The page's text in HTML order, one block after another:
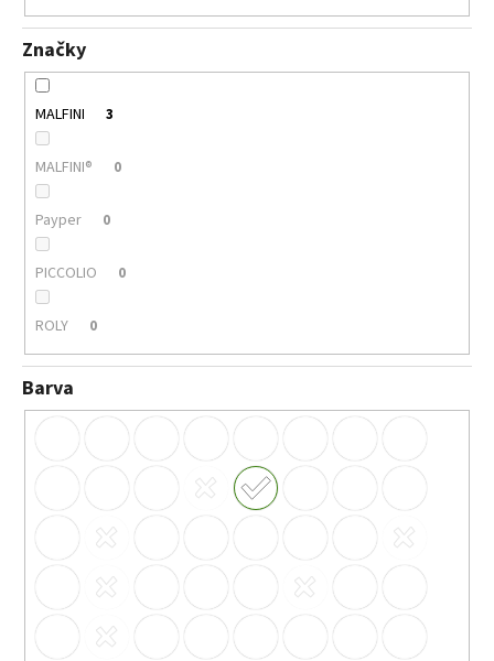
Značky
MALFINI 3
MALFINI® 0
Payper 0
PICCOLIO 0
ROLY 0
Barva